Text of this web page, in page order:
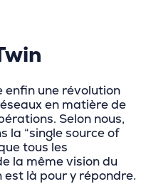
enfin une révolution
en matière de
Selon nous,
la “single source of
tous les
la même vision du
est là pour y répondre.